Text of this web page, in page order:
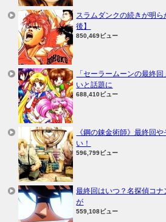
スラムダンクの続きが明
後】
850,469ビュー
「セーラームーンの最終
いと話題に
688,410ビュー
《鋼の錬金術師》最終回
い！
596,799ビュー
最終回はいつ？名探偵コ
が
559,108ビュー